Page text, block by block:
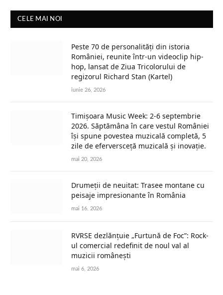
CELE MAI NOI
Peste 70 de personalități din istoria
României, reunite într-un videoclip hip-
hop, lansat de Ziua Tricolorului de
regizorul Richard Stan (Kartel)
iunie 26, 2026
Timișoara Music Week: 2-6 septembrie
2026. Săptămâna în care vestul României
își spune povestea muzicală completă, 5
zile de eferversceță muzicală și inovație.
mai 20, 2026
Drumeții de neuitat: Trasee montane cu
peisaje impresionante în România
mai 16, 2026
RVRSE dezlănțuie „Furtună de Foc”: Rock-
ul comercial redefinit de noul val al
muzicii românești
mai 6, 2026